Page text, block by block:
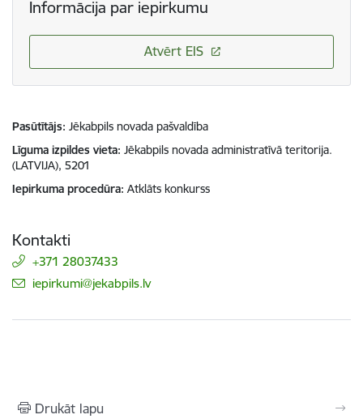
Informācija par iepirkumu
Atvērt EIS
Pasūtītājs Jēkabpils novada pašvaldība
Līguma izpildes vieta Jēkabpils novada administratīvā teritorija.
(LATVIJA), 5201
Iepirkuma procedūra Atklāts konkurss
Kontakti
+371 28037433
E-pasts:
iepirkumi@jekabpils.lv
Drukāt lapu